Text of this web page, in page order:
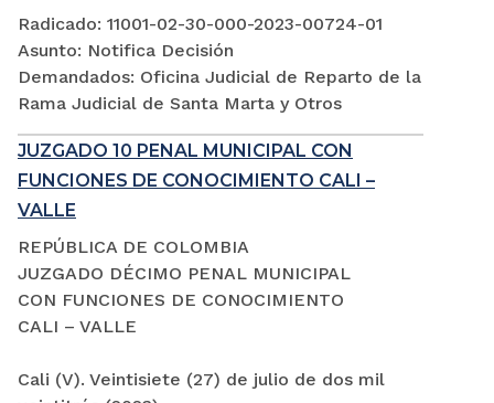
Radicado: 11001-02-30-000-2023-00724-01
Asunto: Notifica Decisión
Demandados: Oficina Judicial de Reparto de la
Rama Judicial de Santa Marta y Otros
JUZGADO 10 PENAL MUNICIPAL CON
FUNCIONES DE CONOCIMIENTO CALI –
VALLE
REPÚBLICA DE COLOMBIA
JUZGADO DÉCIMO PENAL MUNICIPAL
CON FUNCIONES DE CONOCIMIENTO
CALI – VALLE
Cali (V). Veintisiete (27) de julio de dos mil